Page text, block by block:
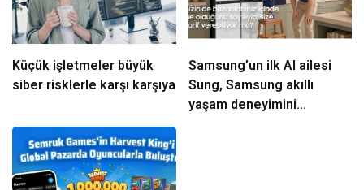
Küçük işletmeler büyük
siber risklerle karşı karşıya
Samsung’un ilk AI ailesi
Sung, Samsung akıllı
yaşam deneyimini